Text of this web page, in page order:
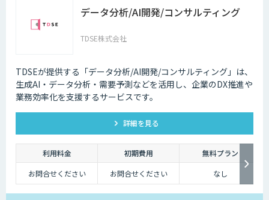
データ分析/AI開発/コンサルティング
TDSE株式会社
TDSEが提供する「データ分析/AI開発/コンサルティング」は、
生成AI・データ分析・需要予測などを活用し、企業のDX推進や
業務効率化を支援するサービスです。
詳細を見る
利用料金 初期費用
無料プラン
お問合せください
お問合せください なし